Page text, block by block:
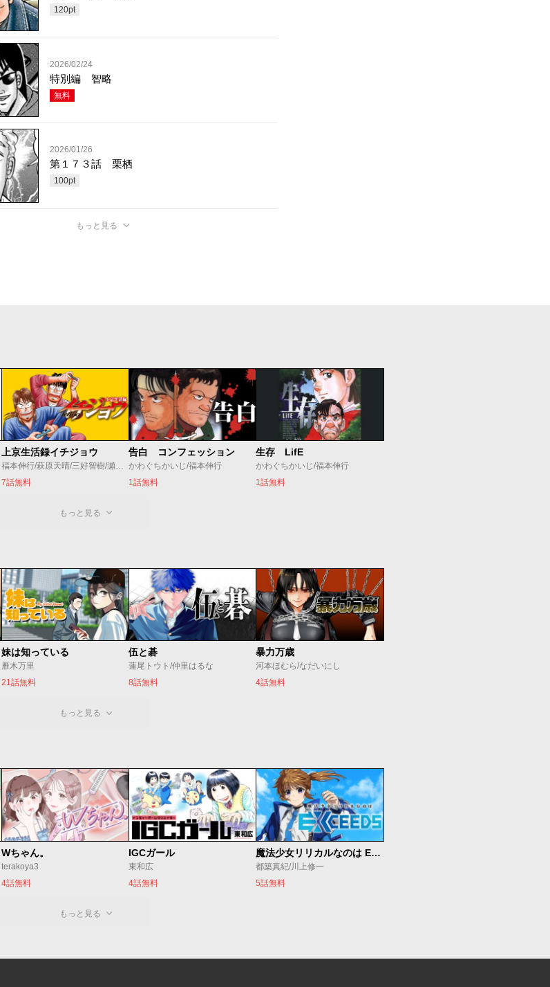
120pt
2026/02/24
特別編 智略
無料
2026/01/26
第１７３話 栗栖
100pt
もっと見る
上京生活録イチジョウ
福本伸行/萩原天晴/三好智樹/瀬戸義明
7話無料
告白 コンフェッション
かわぐちかいじ/福本伸行
1話無料
生存 LifE
かわぐちかいじ/福本伸行
1話無料
もっと見る
妹は知っている
雁木万里
21話無料
伍と碁
蓮尾トウト/仲里はるな
8話無料
暴力万歳
河本ほむら/なだいにし
4話無料
もっと見る
Wちゃん。
terakoya3
4話無料
IGCガール
東和広
4話無料
魔法少女リリカルなのは EXCEEDS
都築真紀/川上修一
5話無料
もっと見る